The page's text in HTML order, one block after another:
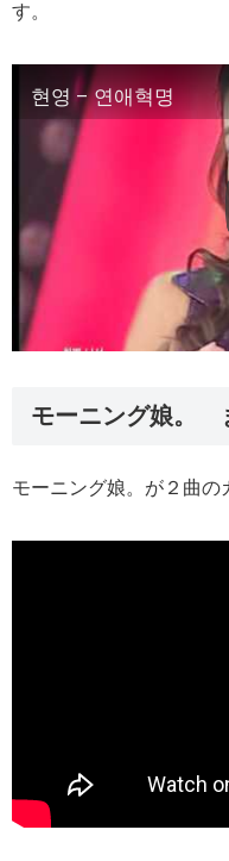
す。
현영 – 연애혁명
モーニング娘。
モーニング娘。が２曲の